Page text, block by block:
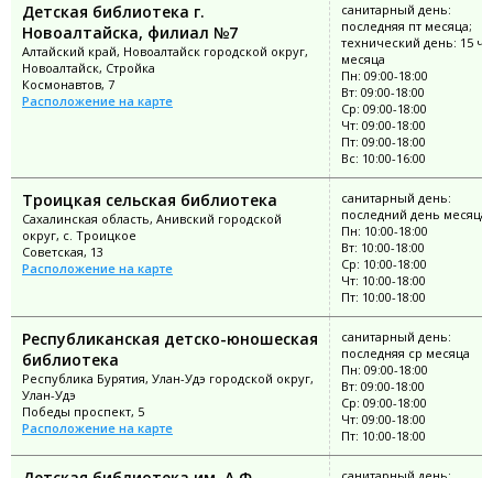
Детская библиотека г.
Новоалтайска, филиал №7
Алтайский край, Новоалтайск городской округ,
Новоалтайск, Стройка
Космонавтов, 7
Расположение на карте
санитарный день:
последняя пт месяца;
технический день: 15
месяца
Пн: 09:00-18:00
Вт: 09:00-18:00
Ср: 09:00-18:00
Чт: 09:00-18:00
Пт: 09:00-18:00
Вс: 10:00-16:00
Троицкая сельская библиотека
Сахалинская область, Анивский городской
округ, с. Троицкое
Советская, 13
Расположение на карте
санитарный день:
последний день месяца
Пн: 10:00-18:00
Вт: 10:00-18:00
Ср: 10:00-18:00
Чт: 10:00-18:00
Пт: 10:00-18:00
Республиканская детско-юношеская
библиотека
Республика Бурятия, Улан-Удэ городской округ,
Улан-Удэ
Победы проспект, 5
Расположение на карте
санитарный день:
последняя ср месяца
Пн: 09:00-18:00
Вт: 09:00-18:00
Ср: 09:00-18:00
Чт: 09:00-18:00
Пт: 10:00-18:00